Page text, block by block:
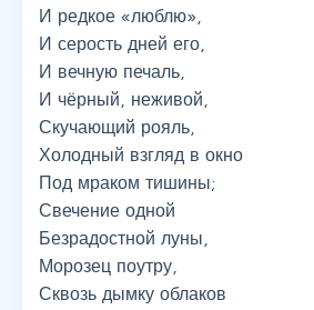
И редкое «люблю»,
И серость дней его,
И вечную печаль,
И чёрный, неживой,
Скучающий рояль,
Холодный взгляд в окно
Под мраком тишины;
Свечение одной
Безрадостной луны,
Морозец поутру,
Сквозь дымку облаков